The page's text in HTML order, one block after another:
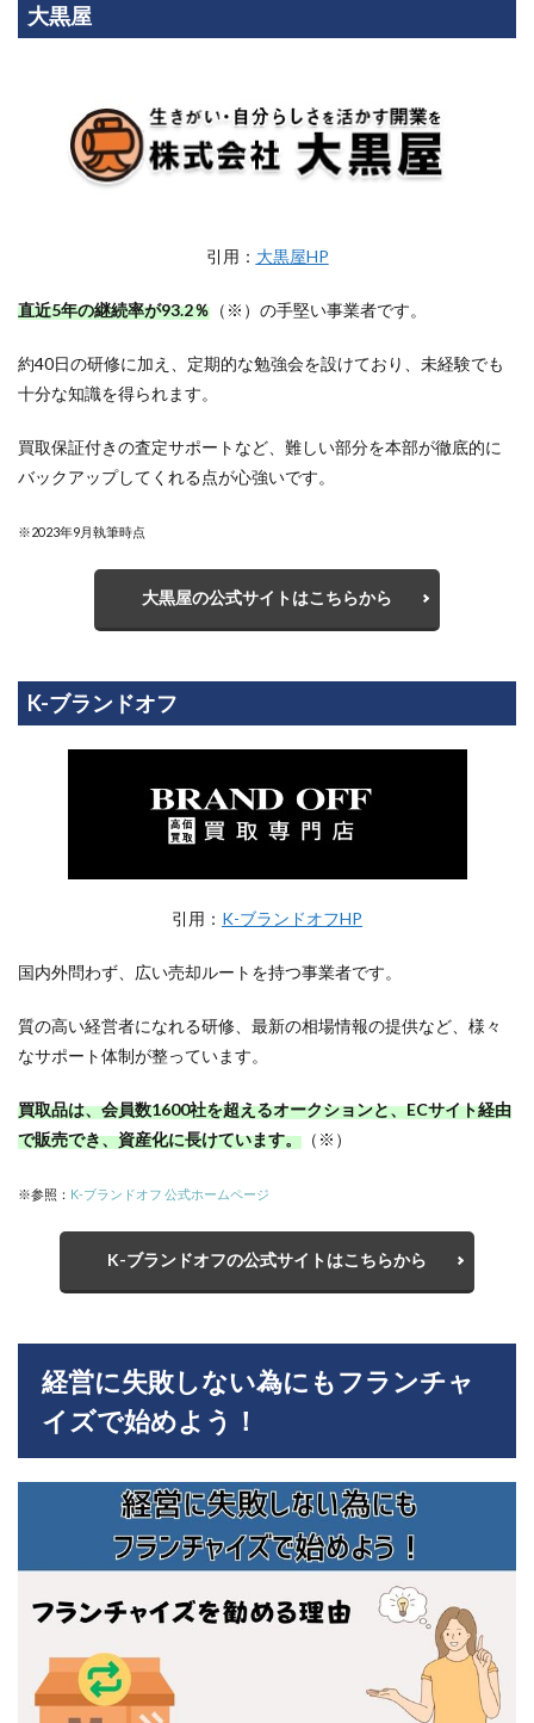
大黒屋
引用： 大黒屋HP
直近5年の継続率が93.2％ （※）の手堅い事業者です。
約40日の研修に加え、定期的な勉強会を設けており、未経験でも
十分な知識を得られます。
買取保証付きの査定サポートなど、難しい部分を本部が徹底的に
バックアップしてくれる点が心強いです。
※2023年9月執筆時点
大黒屋の公式サイトはこちらから
K-ブランドオフ
引用： K-ブランドオフHP
国内外問わず、広い売却ルートを持つ事業者です。
質の高い経営者になれる研修、最新の相場情報の提供など、様々
なサポート体制が整っています。
買取品は、会員数1600社を超えるオークションと、ECサイト経由
で販売でき、資産化に長けています。 （※）
※参照： K-ブランドオフ 公式ホームページ
K-ブランドオフの公式サイトはこちらから
経営に失敗しない為にもフランチャ
イズで始めよう！